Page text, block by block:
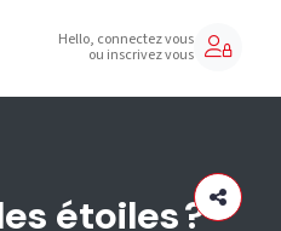
Hello, connectez vous
ou inscrivez vous
étoiles ?